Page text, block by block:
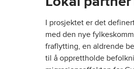
I prosjektet er det
med den nye
fraflytting, en aldrende
til å opprettholde